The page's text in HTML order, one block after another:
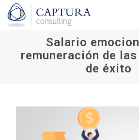
Salario
remuneración de
de éxito